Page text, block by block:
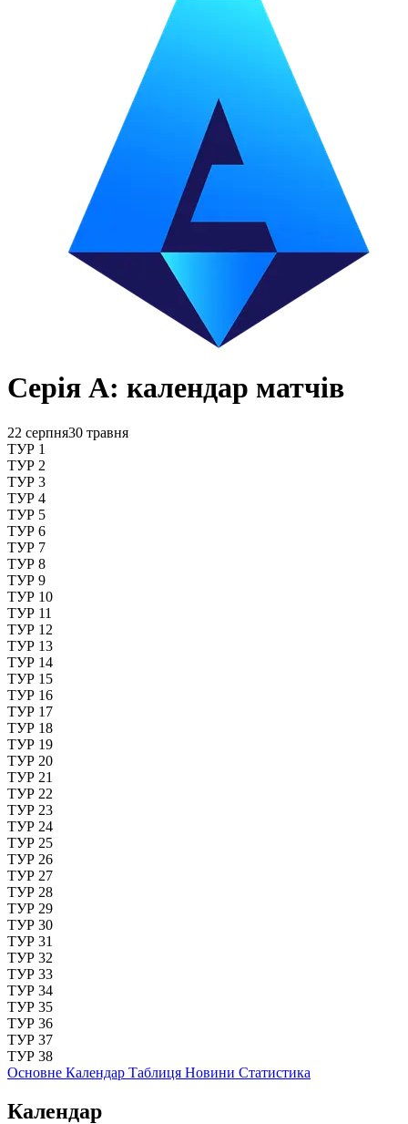
Серія А: календар матчів
22 серпня30 травня
ТУР 1
ТУР 2
ТУР 3
ТУР 4
ТУР 5
ТУР 6
ТУР 7
ТУР 8
ТУР 9
ТУР 10
ТУР 11
ТУР 12
ТУР 13
ТУР 14
ТУР 15
ТУР 16
ТУР 17
ТУР 18
ТУР 19
ТУР 20
ТУР 21
ТУР 22
ТУР 23
ТУР 24
ТУР 25
ТУР 26
ТУР 27
ТУР 28
ТУР 29
ТУР 30
ТУР 31
ТУР 32
ТУР 33
ТУР 34
ТУР 35
ТУР 36
ТУР 37
ТУР 38
Основне Календар Таблиця Новини Статистика
Календар